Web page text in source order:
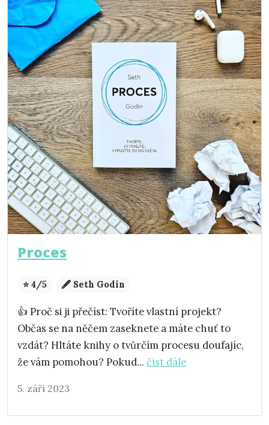
Proces
⭐ 4/5 🖋️ Seth Godin
👍 Proč si ji přečíst: Tvoříte vlastní projekt?
Občas se na něčem zaseknete a máte chuť to
vzdát? Hltáte knihy o tvůrčím procesu doufajíc,
že vám pomohou? Pokud... číst dále
5. září 2023